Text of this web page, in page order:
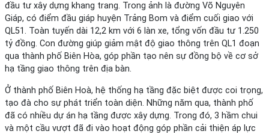
đầu tư xây dựng khang trang. Trong ảnh là đường Võ Nguyên
Giáp, có điểm đầu giáp huyện Trảng Bom và điểm cuối giao với
QL51. Toàn tuyến dài 12,2 km với 6 làn xe, tổng vốn đầu tư 1.250
tỷ đồng. Con đường giúp giảm mật độ giao thông trên QL1 đoạn
qua thành phố Biên Hòa, góp phần tạo nên sự đồng bộ về cơ sở
hạ tầng giao thông trên địa bàn.
Ở thành phố Biên Hoà, hệ thống hạ tầng đặc biệt được coi trọng,
tạo đà cho sự phát triển toàn diện. Những năm qua, thành phố
đã có nhiều dự án hạ tầng được xây dựng. Trong đó, 3 hầm chui
và một cầu vượt đã đi vào hoạt động góp phần cải thiện áp lực